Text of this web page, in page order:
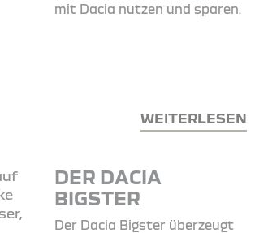
mit Dacia nutzen und sparen.
WEITERLESEN
DER DACIA
BIGSTER
Der Dacia Bigster überzeugt